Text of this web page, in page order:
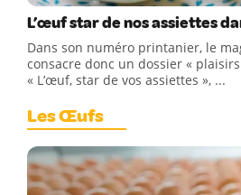
L’œuf star de nos assiettes
Dans son numéro printanier, le
consacre donc un dossier «
« L’œuf, star de vos assiettes », ...
Les Œufs